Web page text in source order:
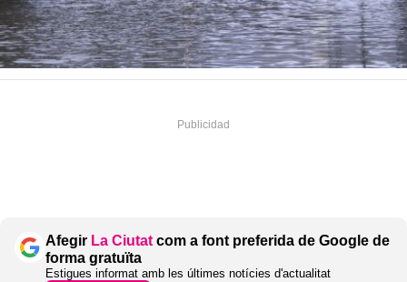
Afegir La Ciutat com a font preferida de Google de
forma gratuïta
Estigues informat amb les últimes notícies d'actualitat